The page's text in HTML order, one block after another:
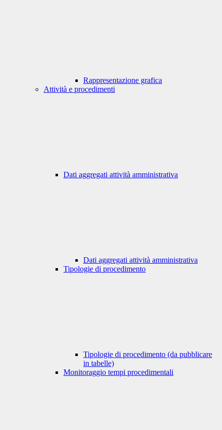
Rappresentazione grafica
Attività e procedimenti
Dati aggregati attività amministrativa
Dati aggregati attività amministrativa
Tipologie di procedimento
Tipologie di procedimento (da pubblicare
in tabelle)
Monitoraggio tempi procedimentali